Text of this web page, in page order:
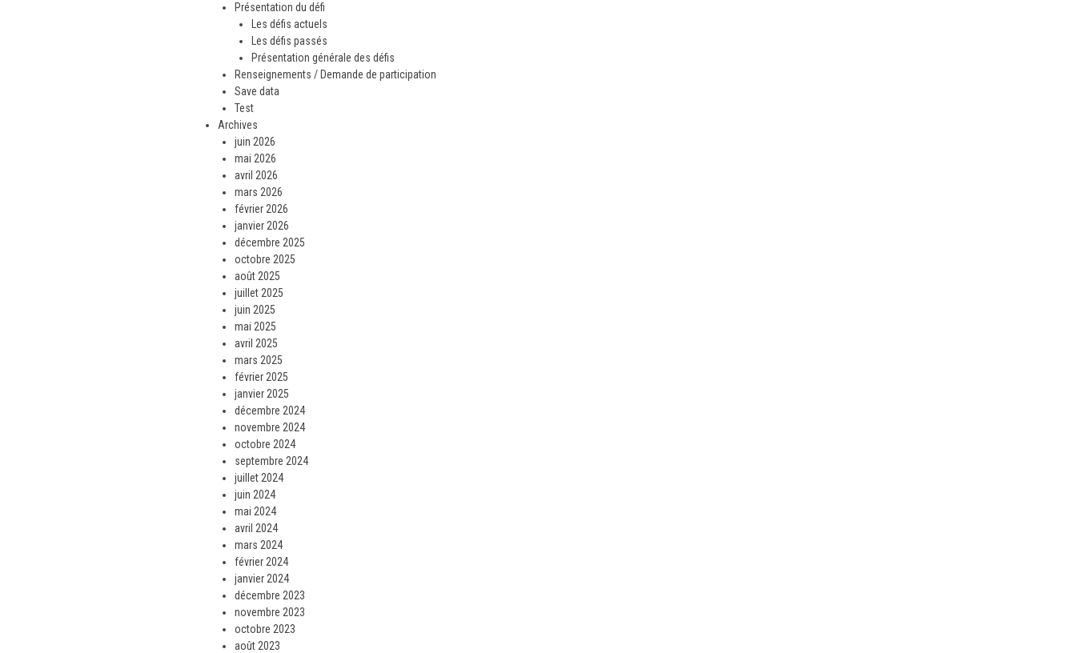
Présentation du défi
Les défis actuels
Les défis passés
Présentation générale des défis
Renseignements / Demande de participation
Save data
Test
Archives
juin 2026
mai 2026
avril 2026
mars 2026
février 2026
janvier 2026
décembre 2025
octobre 2025
août 2025
juillet 2025
juin 2025
mai 2025
avril 2025
mars 2025
février 2025
janvier 2025
décembre 2024
novembre 2024
octobre 2024
septembre 2024
juillet 2024
juin 2024
mai 2024
avril 2024
mars 2024
février 2024
janvier 2024
décembre 2023
novembre 2023
octobre 2023
août 2023